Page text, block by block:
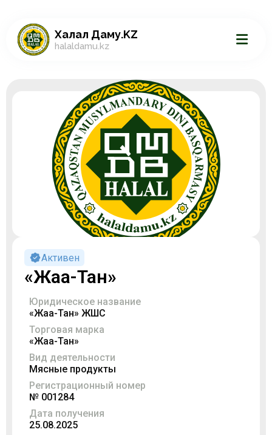
Халал Даму.KZ
halaldamu.kz
Активен
«Жаңа-Тан»
Юридическое название
«Жаңа-Тан» ЖШС
Торговая марка
«Жаңа-Тан»
Вид деятельности
Мясные продукты
Регистрационный номер
№ 001284
Дата получения
25.08.2025